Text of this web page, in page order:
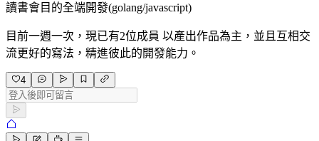
讀書會目的全端開發(golang/javascript)
目前一週一次，現已有2位成員 以產出作品為主，並且互相交
流更好的寫法，精進彼此的開發能力。
4